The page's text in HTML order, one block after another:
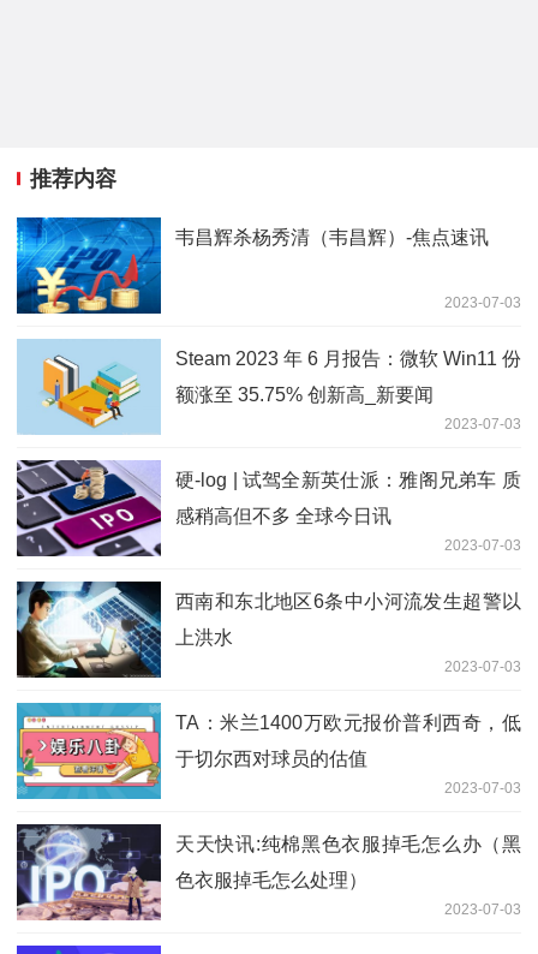
推荐内容
韦昌辉杀杨秀清（韦昌辉）-焦点速讯
2023-07-03
Steam 2023 年 6 月报告：微软 Win11 份
额涨至 35.75% 创新高_新要闻
2023-07-03
硬-log | 试驾全新英仕派：雅阁兄弟车 质
感稍高但不多 全球今日讯
2023-07-03
西南和东北地区6条中小河流发生超警以
上洪水
2023-07-03
TA：米兰1400万欧元报价普利西奇，低
于切尔西对球员的估值
2023-07-03
天天快讯:纯棉黑色衣服掉毛怎么办（黑
色衣服掉毛怎么处理）
2023-07-03